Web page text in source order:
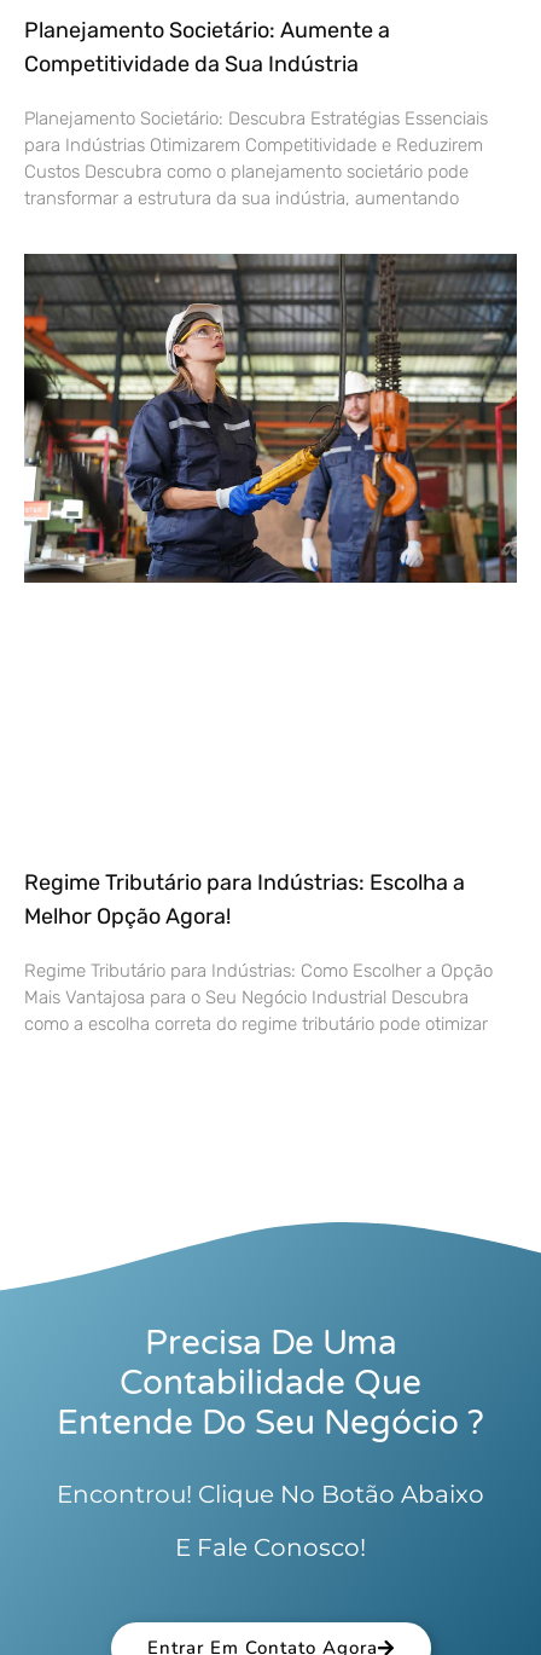
Planejamento Societário: Aumente a
Competitividade da Sua Indústria
Planejamento Societário: Descubra Estratégias Essenciais
para Indústrias Otimizarem Competitividade e Reduzirem
Custos Descubra como o planejamento societário pode
transformar a estrutura da sua indústria, aumentando
Regime Tributário para Indústrias: Escolha a
Melhor Opção Agora!
Regime Tributário para Indústrias: Como Escolher a Opção
Mais Vantajosa para o Seu Negócio Industrial Descubra
como a escolha correta do regime tributário pode otimizar
Precisa De Uma
Contabilidade Que
Entende Do Seu Negócio ?
Encontrou! Clique No Botão Abaixo
E Fale Conosco!
Entrar Em Contato Agora